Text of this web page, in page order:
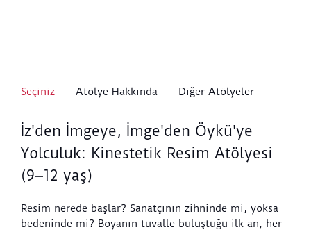
Seçiniz Atölye Hakkında Diğer Atölyeler
İz'den İmgeye, İmge'den Öykü'ye
Yolculuk: Kinestetik Resim Atölyesi
(9⎼12 yaş)
Resim nerede başlar? Sanatçının zihninde mi, yoksa
bedeninde mi? Boyanın tuvalle buluştuğu ilk an, her